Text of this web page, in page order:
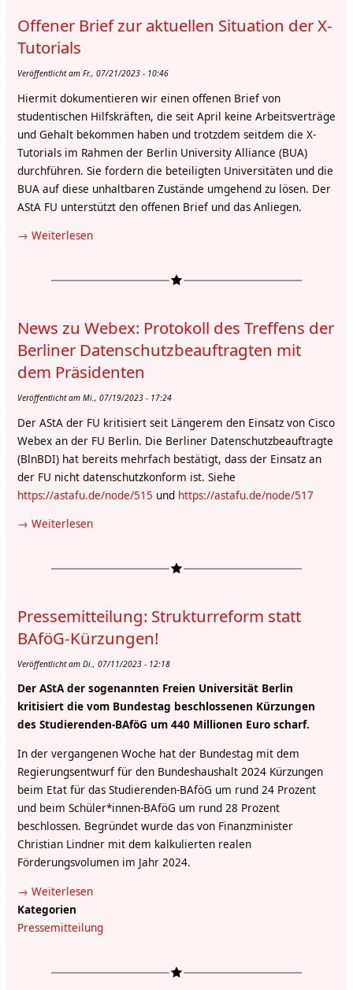
gegen
Professor
am
IAAW
und
Dozent
im
Global
History
sowie
allgemein
Humboldt-
Universität
zu
Offener Brief zur aktuellen Situation der X-
Tutorials
Veröffentlicht am Fr., 07/21/2023 - 10:46
Hiermit dokumentieren wir einen offenen Brief von
studentischen Hilfskräften, die seit April keine Arbeitsverträge
und Gehalt bekommen haben und trotzdem seitdem die X-
Tutorials im Rahmen der Berlin University Alliance (BUA)
durchführen. Sie fordern die beteiligten Universitäten und die
BUA auf diese unhaltbaren Zustände umgehend zu lösen. Der
AStA FU unterstützt den offenen Brief und das Anliegen.
Weiterlesenüber
Situation
der
Tutorials
News zu Webex: Protokoll des Treffens der
Berliner Datenschutzbeauftragten mit
dem Präsidenten
Veröffentlicht am Mi., 07/19/2023 - 17:24
Der AStA der FU kritisiert seit Längerem den Einsatz von Cisco
Webex an der FU Berlin. Die Berliner Datenschutzbeauftragte
(BlnBDI) hat bereits mehrfach bestätigt, dass der Einsatz an
der FU nicht datenschutzkonform ist. Siehe
https://astafu.de/node/515 und https://astafu.de/node/517
Weiterlesenüber
des
Treffens
Berliner
Datenschutzbeauftragten
mit
dem
Pressemitteilung: Strukturreform statt
BAföG-Kürzungen!
Veröffentlicht am Di., 07/11/2023 - 12:18
Der AStA der sogenannten Freien Universität Berlin
kritisiert die vom Bundestag beschlossenen Kürzungen
des Studierenden-BAföG um 440 Millionen Euro scharf.
In der vergangenen Woche hat der Bundestag mit dem
Regierungsentwurf für den Bundeshaushalt 2024 Kürzungen
beim Etat für das Studierenden-BAföG um rund 24 Prozent
und beim Schüler*innen-BAföG um rund 28 Prozent
beschlossen. Begründet wurde das von Finanzminister
Christian Lindner mit dem kalkulierten realen
Förderungsvolumen im Jahr 2024.
Weiterlesenüber
Strukturreform
Kategorien
Pressemitteilung